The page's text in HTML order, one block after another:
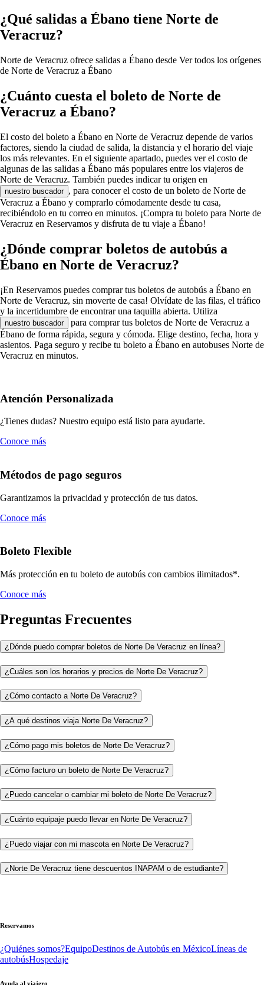
¿Qué salidas a Ébano tiene Norte de
Veracruz?
Norte de Veracruz ofrece salidas a Ébano desde Ver todos los orígenes
de Norte de Veracruz a Ébano
¿Cuánto cuesta el boleto de Norte de
Veracruz a Ébano?
El costo del boleto a Ébano en Norte de Veracruz depende de varios
factores, siendo la ciudad de salida, la distancia y el horario del viaje
los más relevantes. En el siguiente apartado, puedes ver el costo de
algunas de las salidas a Ébano más populares entre los viajeros de
Norte de Veracruz. También puedes indicar tu origen en
nuestro buscador , para conocer el costo de un boleto de Norte de
Veracruz a Ébano y comprarlo cómodamente desde tu casa,
recibiéndolo en tu correo en minutos. ¡Compra tu boleto para Norte de
Veracruz en Reservamos y disfruta de tu viaje a Ébano!
¿Dónde comprar boletos de autobús a
Ébano en Norte de Veracruz?
¡En Reservamos puedes comprar tus boletos de autobús a Ébano en
Norte de Veracruz, sin moverte de casa! Olvídate de las filas, el tráfico
y la incertidumbre de encontrar una taquilla abierta. Utiliza
nuestro buscador
para comprar tus boletos de Norte de Veracruz a
Ébano de forma rápida, segura y cómoda. Elige destino, fecha, hora y
asientos. Paga seguro y recibe tu boleto a Ébano en autobuses Norte de
Veracruz en minutos.
Atención Personalizada
¿Tienes dudas? Nuestro equipo está listo para ayudarte.
Conoce más
Métodos de pago seguros
Garantizamos la privacidad y protección de tus datos.
Conoce más
Boleto Flexible
Más protección en tu boleto de autobús con cambios ilimitados*.
Conoce más
Preguntas Frecuentes
¿Dónde puedo comprar boletos de Norte De Veracruz en línea?
¿Cuáles son los horarios y precios de Norte De Veracruz?
¿Cómo contacto a Norte De Veracruz?
¿A qué destinos viaja Norte De Veracruz?
¿Cómo pago mis boletos de Norte De Veracruz?
¿Cómo facturo un boleto de Norte De Veracruz?
¿Puedo cancelar o cambiar mi boleto de Norte De Veracruz?
¿Cuánto equipaje puedo llevar en Norte De Veracruz?
¿Puedo viajar con mi mascota en Norte De Veracruz?
¿Norte De Veracruz tiene descuentos INAPAM o de estudiante?
Reservamos
¿Quiénes somos?EquipoDestinos de Autobús en MéxicoLíneas de
autobúsHospedaje
Ayuda al viajero